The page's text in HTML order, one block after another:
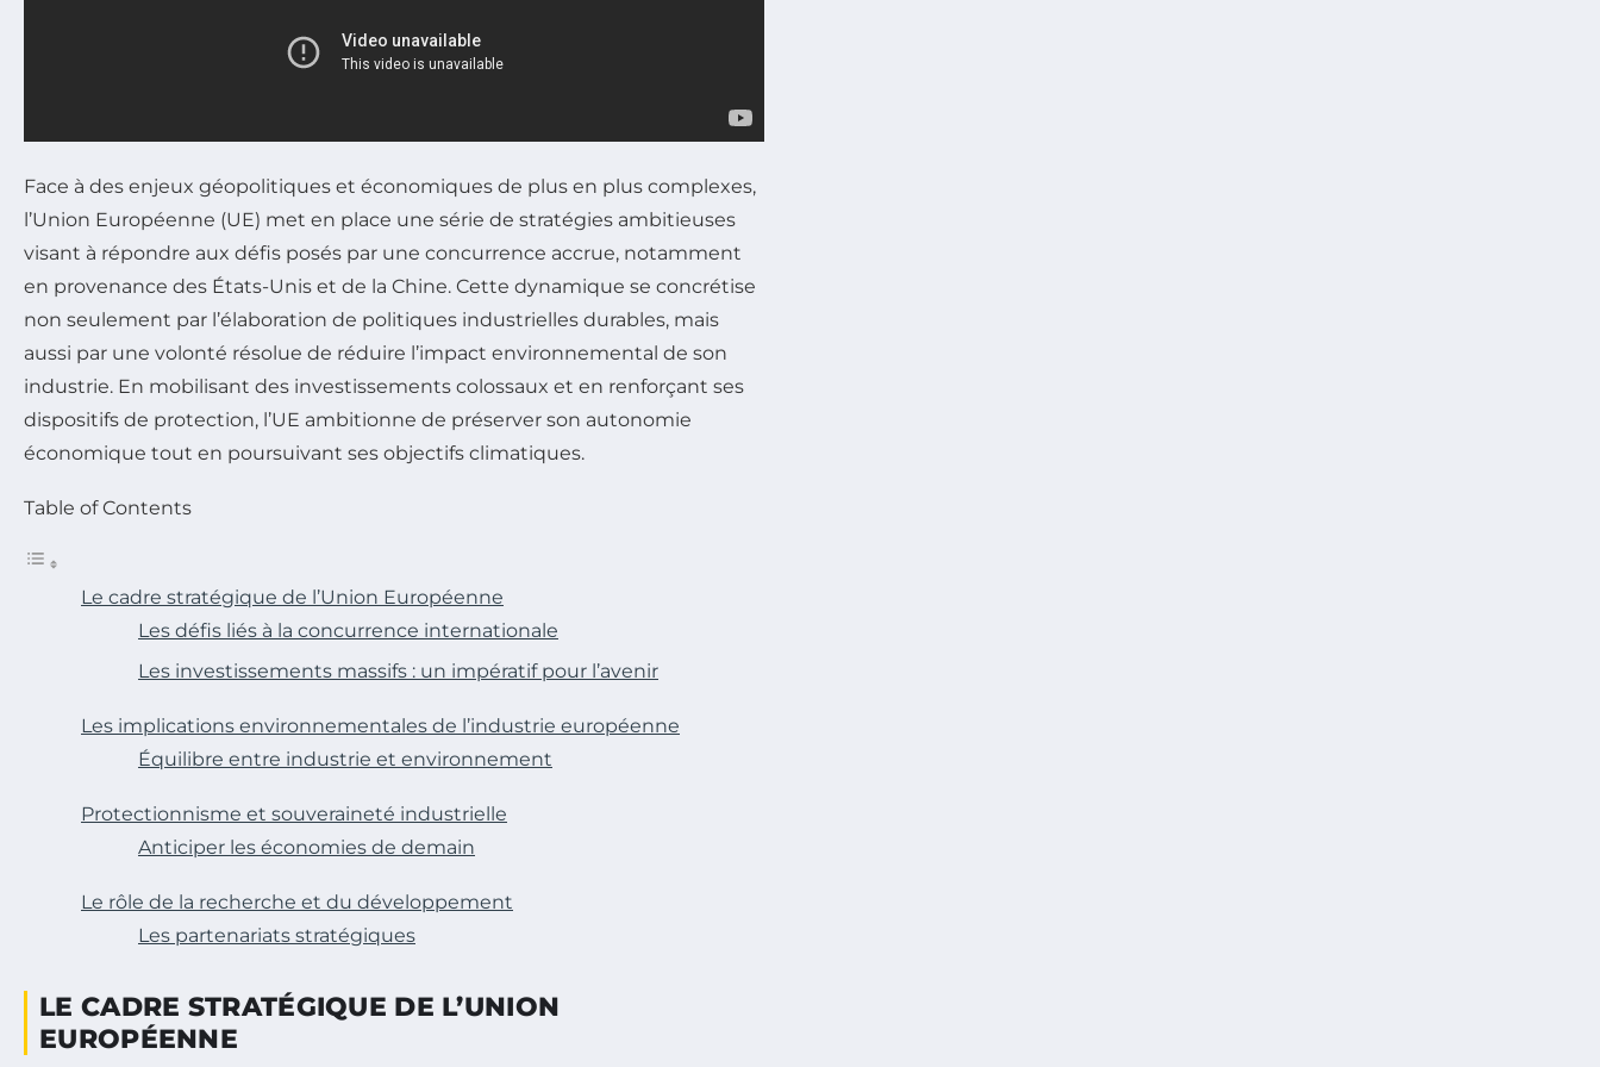
Face à des enjeux géopolitiques et économiques de plus en plus complexes,
l’Union Européenne (UE) met en place une série de stratégies ambitieuses
visant à répondre aux défis posés par une concurrence accrue, notamment
en provenance des États-Unis et de la Chine. Cette dynamique se concrétise
non seulement par l’élaboration de politiques industrielles durables, mais
aussi par une volonté résolue de réduire l’impact environnemental de son
industrie. En mobilisant des investissements colossaux et en renforçant ses
dispositifs de protection, l’UE ambitionne de préserver son autonomie
économique tout en poursuivant ses objectifs climatiques.
Table of Contents
Le cadre stratégique de l’Union Européenne
Les défis liés à la concurrence internationale
Les investissements massifs : un impératif pour l’avenir
Les implications environnementales de l’industrie européenne
Équilibre entre industrie et environnement
Protectionnisme et souveraineté industrielle
Anticiper les économies de demain
Le rôle de la recherche et du développement
Les partenariats stratégiques
LE CADRE STRATÉGIQUE DE L’UNION
EUROPÉENNE